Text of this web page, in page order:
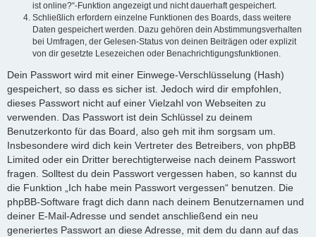
ist online?“-Funktion angezeigt und nicht dauerhaft gespeichert.
Schließlich erfordern einzelne Funktionen des Boards, dass weitere
Daten gespeichert werden. Dazu gehören dein Abstimmungsverhalten
bei Umfragen, der Gelesen-Status von deinen Beiträgen oder explizit
von dir gesetzte Lesezeichen oder Benachrichtigungsfunktionen.
Dein Passwort wird mit einer Einwege-Verschlüsselung (Hash)
gespeichert, so dass es sicher ist. Jedoch wird dir empfohlen,
dieses Passwort nicht auf einer Vielzahl von Webseiten zu
verwenden. Das Passwort ist dein Schlüssel zu deinem
Benutzerkonto für das Board, also geh mit ihm sorgsam um.
Insbesondere wird dich kein Vertreter des Betreibers, von phpBB
Limited oder ein Dritter berechtigterweise nach deinem Passwort
fragen. Solltest du dein Passwort vergessen haben, so kannst du
die Funktion „Ich habe mein Passwort vergessen“ benutzen. Die
phpBB-Software fragt dich dann nach deinem Benutzernamen und
deiner E-Mail-Adresse und sendet anschließend ein neu
generiertes Passwort an diese Adresse, mit dem du dann auf das